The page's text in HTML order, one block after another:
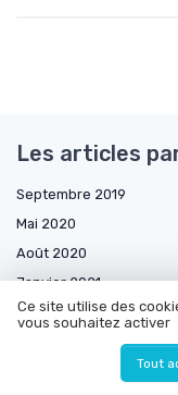
Les articles
Septembre 2019
Mai 2020
Août 2020
Janvier 2021
Avril 2021
Ce site utilise des
vous souhaitez activer
Tout